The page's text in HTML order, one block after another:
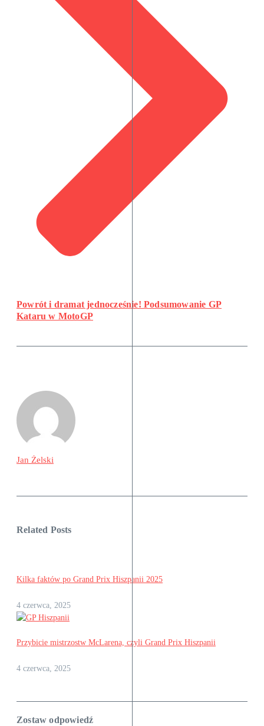
Powrót i dramat jednocześnie! Podsumowanie GP
Kataru w MotoGP
Jan Żelski
Related Posts
Kilka faktów po Grand Prix Hiszpanii 2025
4 czerwca, 2025
Przybicie mistrzostw McLarena, czyli Grand Prix Hiszpanii
4 czerwca, 2025
Zostaw odpowiedź